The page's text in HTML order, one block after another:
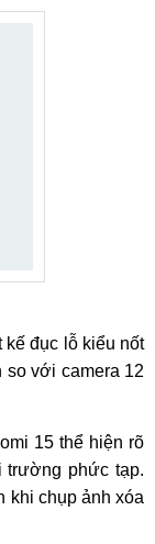
đục lỗ kiểu nốt
so với camera 12
15 thể hiện rõ
trường phức tạp.
khi chụp ảnh xóa